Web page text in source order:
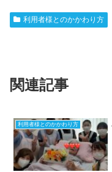
利用者様とのかかわり方
関連記事
利用者様とのかかわり方